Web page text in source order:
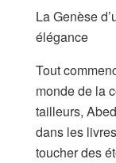
La Genèse
élégance
Tout
monde de la
tailleurs,
dans les
toucher des